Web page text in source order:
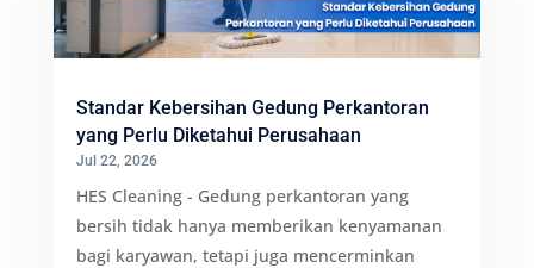
Standar Kebersihan Gedung Perkantoran
yang Perlu Diketahui Perusahaan
Jul 22, 2026
HES Cleaning - Gedung perkantoran yang
bersih tidak hanya memberikan kenyamanan
bagi karyawan, tetapi juga mencerminkan